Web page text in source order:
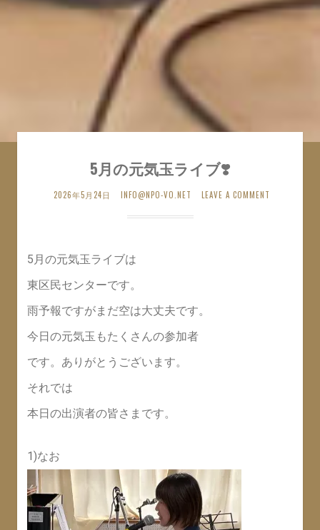
5月の元気玉ライブ❣️
2026年5月24日 INFO@NPO-VO.NET LEAVE A COMMENT
5月の元気玉ライブは
東区民センターです。
雨予報ですがまだ空は大丈夫です。
今日の元気玉もたくさんの参加者
です。ありがとうございます。
それでは
本日の出演者の皆さまです。
1)なお